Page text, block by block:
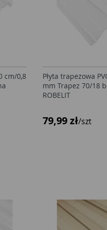
cm/0,8
Płyta trapezowa
mm Trapez 70/18
ROBELIT
79,99 zł/szt